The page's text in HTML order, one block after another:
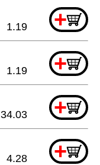
+
1.19
+
1.19
+
34.03
+
4.28